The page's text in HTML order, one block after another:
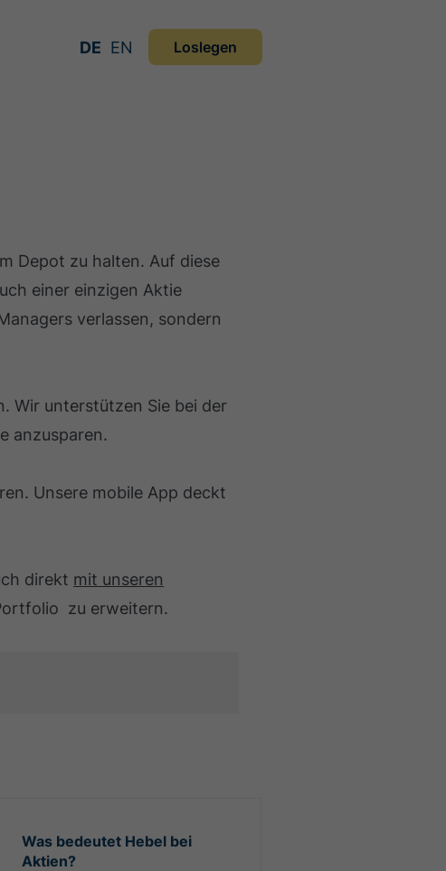
DE EN Loslegen
Depot zu halten. Auf diese
einer einzigen Aktie
verlassen, sondern
Wir unterstützen Sie bei der
anzusparen.
Unsere mobile App deckt
direkt mit unseren
zu erweitern.
Was bedeutet Hebel bei
Aktien?